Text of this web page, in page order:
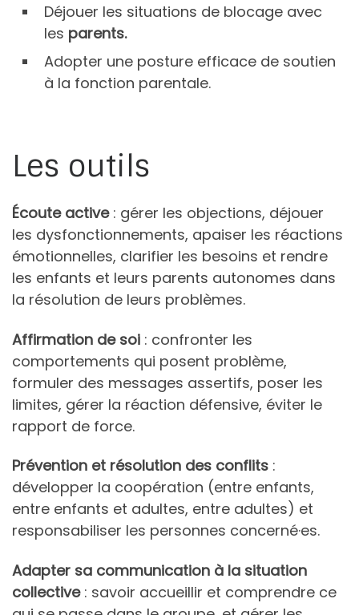
Déjouer les situations de blocage avec
les parents.
Adopter une posture efficace de soutien
à la fonction parentale.
Les outils
Écoute active: gérer les objections, déjouer
les dysfonctionnements, apaiser les réactions
émotionnelles, clarifier les besoins et rendre
les enfants et leurs parents autonomes dans
la résolution de leurs problèmes.
Affirmation de soi : confronter les
comportements qui posent problème,
formuler des messages assertifs, poser les
limites, gérer la réaction défensive, éviter le
rapport de force.
Prévention et résolution des conflits :
développer la coopération (entre enfants,
entre enfants et adultes, entre adultes) et
responsabiliser les personnes concerné·es.
Adapter sa communication à la situation
collective: savoir accueillir et comprendre ce